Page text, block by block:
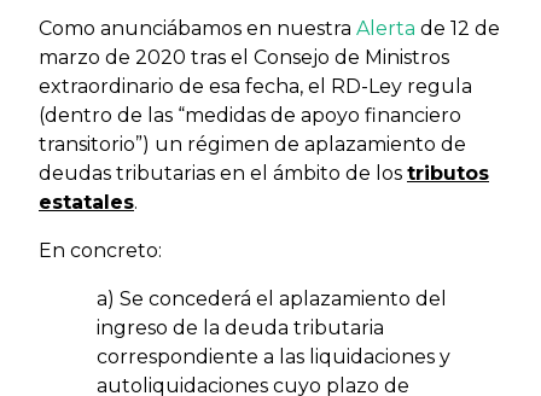
Como anunciábamos en nuestra Alerta de 12 de
marzo de 2020 tras el Consejo de Ministros
extraordinario de esa fecha, el RD-Ley regula
(dentro de las “medidas de apoyo financiero
transitorio”) un régimen de aplazamiento de
deudas tributarias en el ámbito de los tributos
estatales.
En concreto:
a) Se concederá el aplazamiento del
ingreso de la deuda tributaria
correspondiente a las liquidaciones y
autoliquidaciones cuyo plazo de